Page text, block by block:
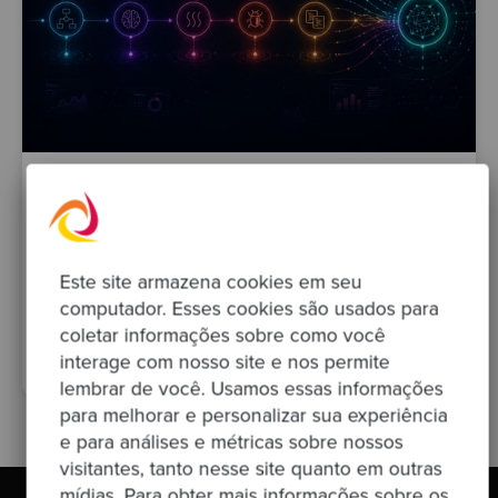
Este site armazena cookies em seu
computador. Esses cookies são usados para
coletar informações sobre como você
interage com nosso site e nos permite
lembrar de você. Usamos essas informações
para melhorar e personalizar sua experiência
e para análises e métricas sobre nossos
visitantes, tanto nesse site quanto em outras
By Sandro Mancuso
Série Code Quality para Tech Leads
tech-lead
code-duplication